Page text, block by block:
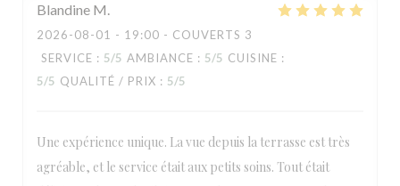
Blandine M
2026-08-01 - 19:00 - COUVERTS 3
SERVICE : 5/5 AMBIANCE : 5/5 CUISINE :
5/5 QUALITÉ / PRIX : 5/5
Une expérience unique. La vue depuis la terrasse est très
agréable, et le service était aux petits soins. Tout était